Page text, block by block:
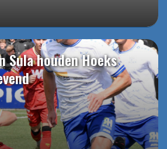
Sula houden Hoeks